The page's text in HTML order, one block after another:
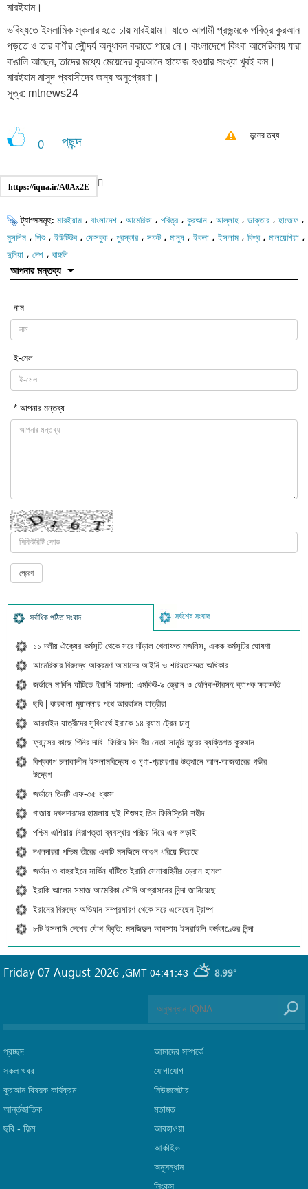
মারইয়াম।
ভবিষ্যতে ইসলামিক স্কলার হতে চায় মারইয়াম। যাতে আগামী প্রজন্মকে পবিত্র কুরআন
পড়তে ও তার বাণীর সৌন্দর্য অনুধাবন করাতে পারে নে। বাংলাদেশে কিংবা আমেরিকায় যারা
বাঙালি আছেন, তাদের মধ্যে মেয়েদের কুরআনে হাফেজ হওয়ার সংখ্যা খুবই কম।
মারইয়াম মাসুদ প্রবাসীদের জন্য অনুপ্রেরণা।
সূত্র: mtnews24
0 পছন্দ ভুলের তথ্য
https://iqna.ir/A0Ax2E
ট্যাগ্সসমূহ: মারইয়াম ، বাংলাদেশ ، আমেরিকা ، পবিত্র ، কুরআন ، আল্লাহ ، ডাক্তার ، হাজেফ ،
মুসলিম ، শিশু،ইউটিউব ، ফেসবুক، পুরস্কার ، সফট ، মানুষ ،ইকনা ،ইসলাম ، বিশ্ব ، মালয়েশিয়া ،
দুনিয়া ، দেশ ، বাঙ্গলি
আপনার মন্তব্য
নাম
ই-মেল
* আপনার মন্তব্য
সর্বাধিক পঠিত সংবাদ সর্বশেষ সংবাদ
১১ দলীয় ঐক্যের কর্মসূচি থেকে সরে দাঁড়াল খেলাফত মজলিস, একক কর্মসূচির ঘোষণা
আমেরিকার বিরুদ্ধে আক্রমণ আমাদের আইনি ও শরিয়তসম্মত অধিকার
জর্ডানে মার্কিন ঘাঁটিতে ইরানি হামলা: এমকিউ-৯ ড্রোন ও হেলিকপ্টারসহ ব্যাপক ক্ষয়ক্ষতি
ছবি | কারবালা মুয়াল্লার পথে আরবাঈন যাত্রীরা
আরবাইন যাত্রীদের সুবিধার্থে ইরাকে ১৪ র‍্যাম ট্রেন চালু
ফ্রান্সের কাছে গিনির দাবি: ফিরিয়ে দিন বীর নেতা সামুরি তুরের ব্যক্তিগত কুরআন
বিশ্বকাপ চলাকালীন ইসলামবিদ্বেষ ও ঘৃণা-প্রচারণার উত্থানে আল-আজহারের গভীর
উদ্বেগ
জর্ডানে তিনটি এফ-৩৫ ধ্বংস
গাজায় দখলদারদের হামলায় দুই শিশুসহ তিন ফিলিস্তিনি শহীদ
পশ্চিম এশিয়ায় নিরাপত্তা ব্যবস্থার পরিচয় নিয়ে এক লড়াই
দখলদাররা পশ্চিম তীরের একটি মসজিদে আগুন ধরিয়ে দিয়েছে
জর্ডান ও বাহরাইনে মার্কিন ঘাঁটিতে ইরানি সেনাবাহিনীর ড্রোন হামলা
ইরাকি আলেম সমাজ আমেরিকা-সৌদি আগ্রাসনের নিন্দা জানিয়েছে
ইরানের বিরুদ্ধে অভিযান সম্প্রসারণ থেকে সরে এসেছেন ট্রাম্প
৮টি ইসলামি দেশের যৌথ বিবৃতি: মসজিদুল আকসায় ইসরাইলি কর্মকাণ্ডের নিন্দা
GMT-04:41:43 8.99°
Friday 07 August 2026 ,
প্রচ্ছদ
সকল খবর
কুরআন বিষয়ক কার্যক্রম
আর্ন্তজাতিক
ছবি‎ - ফিল্ম
আমাদের সম্পর্কে
যোগাযোগ
নিউজলেটার
মতামত
আবহাওয়া
আর্কাইভ
অনুসন্ধান
লিংক্‌স